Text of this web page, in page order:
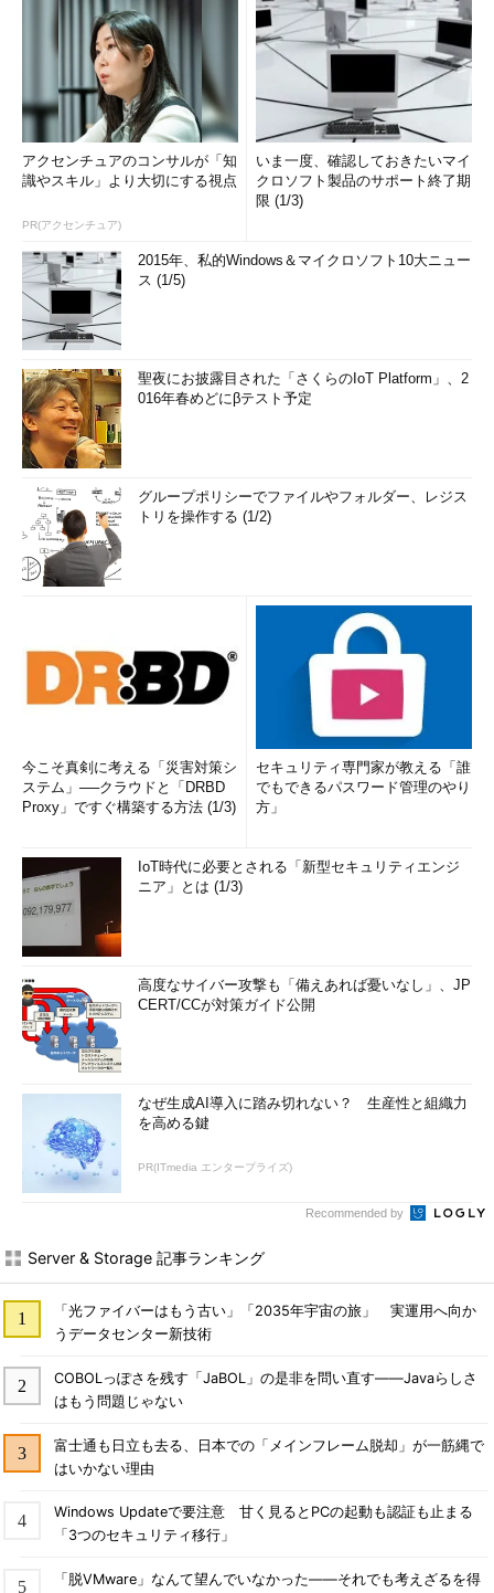
アクセンチュアのコンサルが「知
識やスキル」より大切にする視点
PR(アクセンチュア)
いま一度、確認しておきたいマイ
クロソフト製品のサポート終了期
限 (1/3)
2015年、私的Windows＆マイクロソフト10大ニュー
ス (1/5)
聖夜にお披露目された「さくらのIoT Platform」、2
016年春めどにβテスト予定
グループポリシーでファイルやフォルダー、レジス
トリを操作する (1/2)
今こそ真剣に考える「災害対策シ
ステム」──クラウドと「DRBD
Proxy」ですぐ構築する方法 (1/3)
セキュリティ専門家が教える「誰
でもできるパスワード管理のやり
方」
IoT時代に必要とされる「新型セキュリティエンジ
ニア」とは (1/3)
高度なサイバー攻撃も「備えあれば憂いなし」、JP
CERT/CCが対策ガイド公開
なぜ生成AI導入に踏み切れない？ 生産性と組織力
を高める鍵
PR(ITmedia エンタープライズ)
Recommended by
Server & Storage 記事ランキング
「光ファイバーはもう古い」「2035年宇宙の旅」 実運用へ向か
うデータセンター新技術
COBOLっぽさを残す「JaBOL」の是非を問い直す――Javaらしさ
はもう問題じゃない
富士通も日立も去る、日本での「メインフレーム脱却」が一筋縄で
はいかない理由
Windows Updateで要注意 甘く見るとPCの起動も認証も止まる
「3つのセキュリティ移行」
「脱VMware」なんて望んでいなかった――それでも考えざるを得